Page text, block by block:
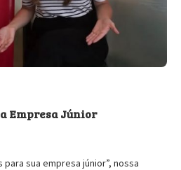
Empresa Júnior
sua empresa júnior”, nossa